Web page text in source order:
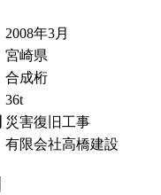
2008年3月
宮崎県
合成桁
36t
災害復旧工事
有限会社高橋建設